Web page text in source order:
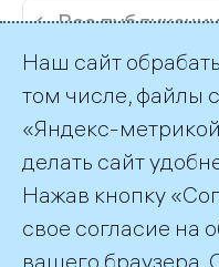
← Все
Пресс-служба
press@tgc1.ru
Наш сайт
том числе, файлы
«Яндекс-
делать сайт
Нажав кнопку
свое согласие на
вашего браузера.